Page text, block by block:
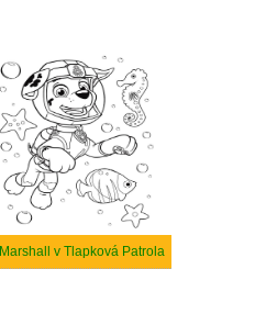
Marshall v Tlapková Patrola